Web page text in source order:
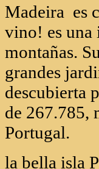
Posted by
Hola